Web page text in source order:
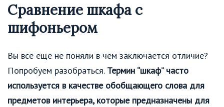
Сравнение шкафа с
шифоньером
Вы всё ещё не поняли в чём заключается отличие?
Попробуем разобраться. Термин “шкаф” часто
используется в качестве обобщающего слова для
предметов интерьера, которые предназначены для